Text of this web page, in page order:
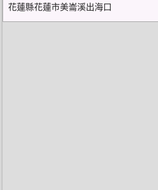
花蓮縣花蓮市美崙溪出海口